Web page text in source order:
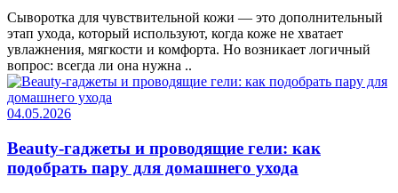
Сыворотка для чувствительной кожи — это дополнительный
этап ухода, который используют, когда коже не хватает
увлажнения, мягкости и комфорта. Но возникает логичный
вопрос: всегда ли она нужна ..
04.05.2026
Beauty-гаджеты и проводящие гели: как
подобрать пару для домашнего ухода